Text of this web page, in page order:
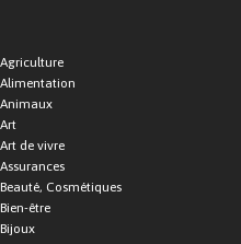
Agriculture
Alimentation
Animaux
Art
Art de vivre
Assurances
Beauté, Cosmétiques
Bien-être
Bijoux